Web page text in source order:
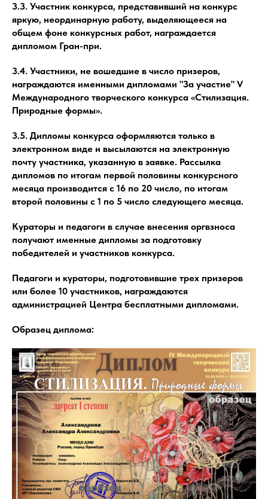
3.3. Участник конкурса, представивший на конкурс
яркую, неординарную работу, выделяющееся на
общем фоне конкурсных работ, награждается
дипломом Гран-при.
3.4. Участники, не вошедшие в число призеров,
награждаются именными дипломами "За участие" V
Международного творческого конкурса «Стилизация.
Природные формы».
3.5. Дипломы конкурса оформляются только в
электронном виде и высылаются на электронную
почту участника, указанную в заявке. Рассылка
дипломов по итогам первой половины конкурсного
месяца производится с 16 по 20 число, по итогам
второй половины с 1 по 5 число следующего месяца.
Кураторы и педагоги в случае внесения оргвзноса
получают именные дипломы за подготовку
победителей и участников конкурса.
Педагоги и кураторы, подготовившие трех призеров
или более 10 участников, награждаются
администрацией Центра бесплатными дипломами.
Образец диплома: